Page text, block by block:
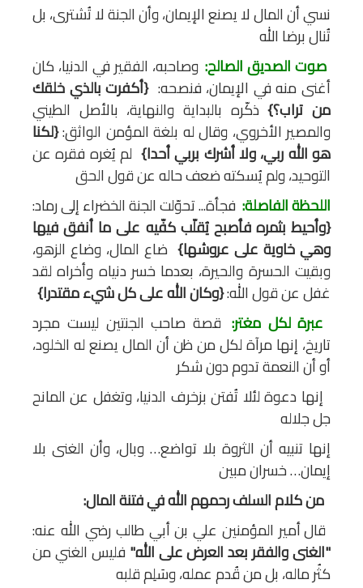
نسي أن المال لا يصنع الإيمان، وأن الجنة لا تُشترى، بل
تُنال برضا الله
صوت الصديق الصالح: وصاحبه، الفقير في الدنيا، كان
أغنى منه في الإيمان، فنصحه: {أكفرت بالذي خلقك
من تراب؟}ذكّره بالبداية والنهاية، بالأصل الطيني
والمصير الأخروي، وقال له بلغة المؤمن الواثق:{لكنا
هو الله ربي، ولا أشرك بربي أحدا} لم يُغره فقره عن
التوحيد، ولم يُسكته ضعف حاله عن قول الحق
اللحظة الفاصلة: فجأة... تحوّلت الجنة الخضراء إلى رماد:
{وأحيط بثمره فأصبح يُقلّب كفّيه على ما أنفق فيها
وهي خاوية على عروشها} ضاع المال، وضاع الزهو،
وبقيت الحسرة والحيرة، بعدما خسر دنياه وأخراه لقد
غفل عن قول الله:{وكان الله على كل شيء مقتدرا}
عبرة لكل مغتر: قصة صاحب الجنتين ليست مجرد
تاريخ، إنها مرآة لكل من ظن أن المال يصنع له الخلود،
أو أن النعمة تدوم دون شكر
إنها دعوة لئلا تُفتن بزخرف الدنيا، وتغفل عن المانح
جل جلاله
إنها تنبيه أن الثروة بلا تواضع… وبال، وأن الغنى بلا
إيمان… خسران مبين
من كلام السلف رحمهم الله في فتنة المال:
قال أمير المؤمنين علي بن أبي طالب رضي الله عنه:
"الغنى والفقر بعد العرض على الله." فليس الغني من
كثُر ماله، بل من قُدم عمله، وسَلِم قلبه